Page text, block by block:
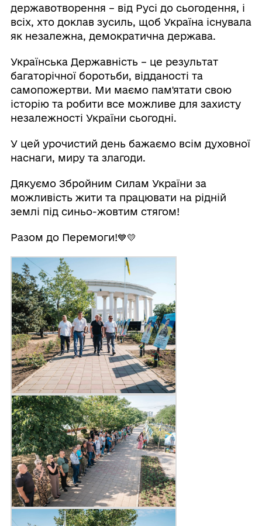
державотворення – від Русі до сьогодення, і
всіх, хто доклав зусиль, щоб Україна існувала
як незалежна, демократична держава.
Українська Державність – це результат
багаторічної боротьби, відданості та
самопожертви. Ми маємо пам'ятати свою
історію та робити все можливе для захисту
незалежності України сьогодні.
У цей урочистий день бажаємо всім духовної
наснаги, миру та злагоди.
Дякуємо Збройним Силам України за
можливість жити та працювати на рідній
землі під синьо-жовтим стягом!
Разом до Перемоги!💙💛